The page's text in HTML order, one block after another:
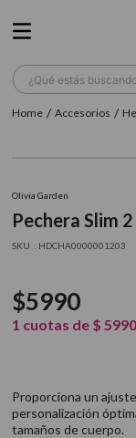
¿Qué estás
Accesorios
Olivia Garden
Pechera Slim
: HDCHA0000001203
$5990
1 cuotas de $ 5990
Proporciona un
personalización
tamaños de cuerpo.
TÉRMINOS
2.
3. farmavita
5. cepillo
6. gama
9.